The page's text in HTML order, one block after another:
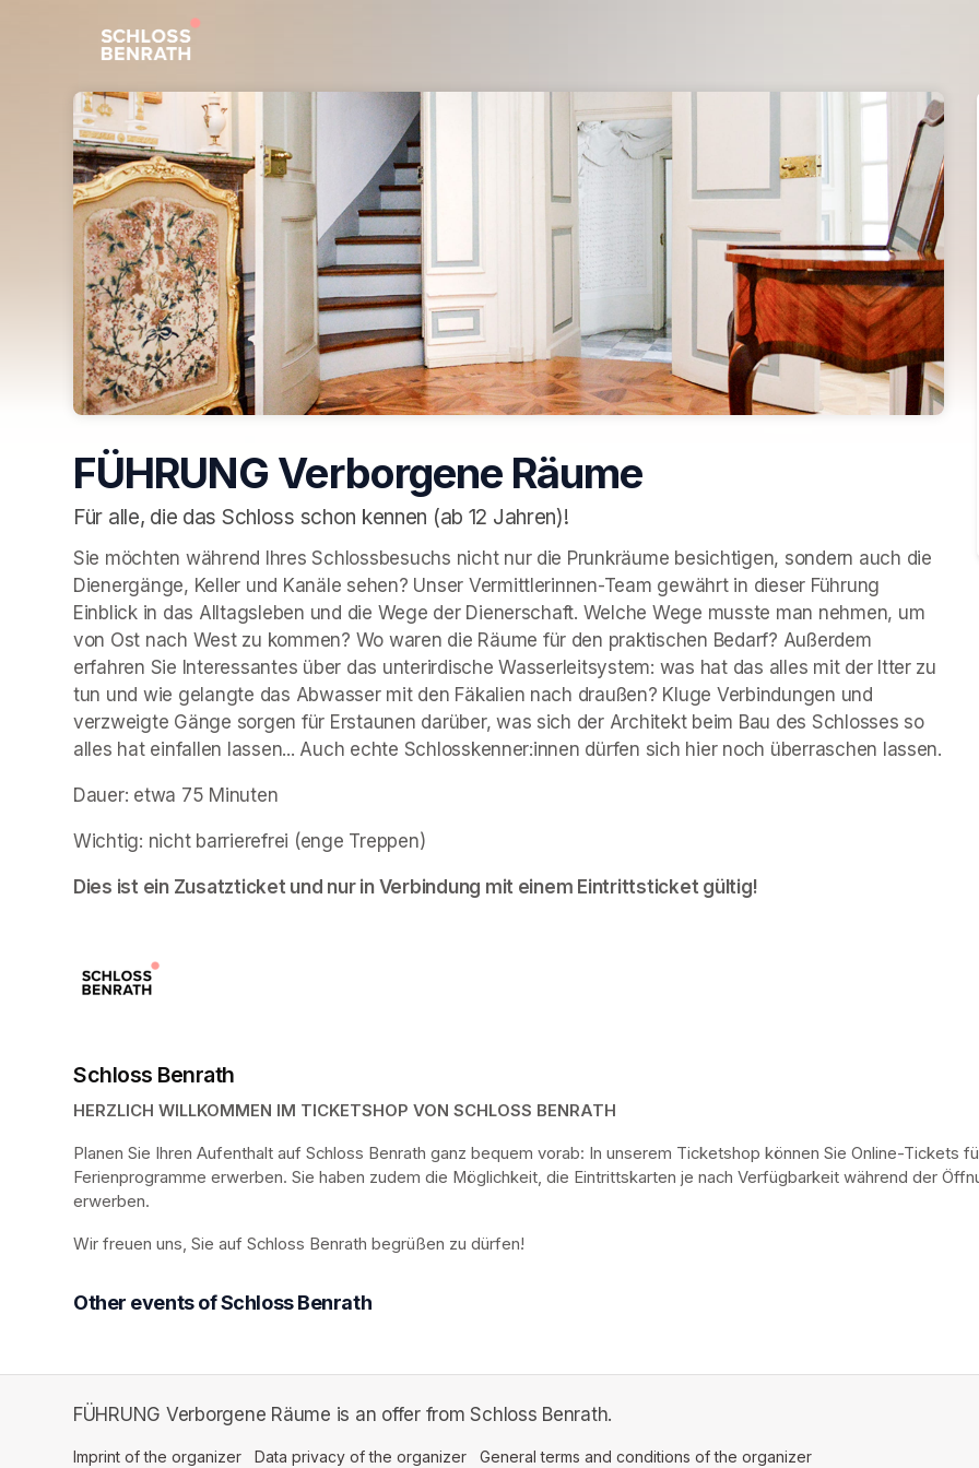
FÜHRUNG Verborgene Räume
Für alle, die das Schloss schon kennen (ab 12 Jahren)!
Sie möchten während Ihres Schlossbesuchs nicht nur die Prunkräume besichtigen, sondern auch die
Dienergänge, Keller und Kanäle sehen? Unser Vermittlerinnen-Team gewährt in dieser Führung
Einblick in das Alltagsleben und die Wege der Dienerschaft. Welche Wege musste man nehmen, um
von Ost nach West zu kommen? Wo waren die Räume für den praktischen Bedarf? Außerdem
erfahren Sie Interessantes über das unterirdische Wasserleitsystem: was hat das alles mit der Itter zu
tun und wie gelangte das Abwasser mit den Fäkalien nach draußen? Kluge Verbindungen und
verzweigte Gänge sorgen für Erstaunen darüber, was sich der Architekt beim Bau des Schlosses so
alles hat einfallen lassen... Auch echte Schlosskenner:innen dürfen sich hier noch überraschen lassen.
Dauer: etwa 75 Minuten
Wichtig: nicht barrierefrei (enge Treppen)
Dies ist ein Zusatzticket und nur in Verbindung mit einem Eintrittsticket gültig!
Schloss Benrath
HERZLICH WILLKOMMEN IM TICKETSHOP VON SCHLOSS BENRATH
Planen Sie Ihren Aufenthalt auf Schloss Benrath ganz bequem vorab: In unserem Ticketshop können Sie Online-Tickets
Ferienprogramme erwerben. Sie haben zudem die Möglichkeit, die Eintrittskarten je nach Verfügbarkeit während der
erwerben.
Wir freuen uns, Sie auf Schloss Benrath begrüßen zu dürfen!
Other events of Schloss Benrath
FÜHRUNG Verborgene Räume is an offer from Schloss Benrath.
Imprint of the organizer (opens in a new tab)
Data privacy of the organizer (opens in a new tab)
General terms and conditions of the organizer